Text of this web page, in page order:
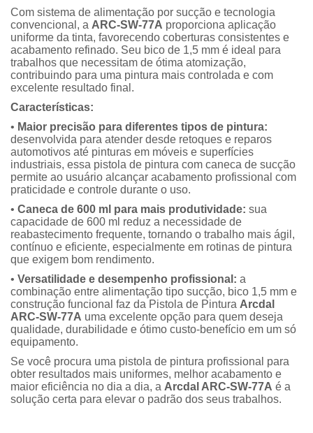
Com sistema de alimentação por sucção e tecnologia
convencional, a ARC-SW-77A proporciona aplicação
uniforme da tinta, favorecendo coberturas consistentes e
acabamento refinado. Seu bico de 1,5 mm é ideal para
trabalhos que necessitam de ótima atomização,
contribuindo para uma pintura mais controlada e com
excelente resultado final.
Características:
• Maior precisão para diferentes tipos de pintura:
desenvolvida para atender desde retoques e reparos
automotivos até pinturas em móveis e superfícies
industriais, essa pistola de pintura com caneca de sucção
permite ao usuário alcançar acabamento profissional com
praticidade e controle durante o uso.
• Caneca de 600 ml para mais produtividade: sua
capacidade de 600 ml reduz a necessidade de
reabastecimento frequente, tornando o trabalho mais ágil,
contínuo e eficiente, especialmente em rotinas de pintura
que exigem bom rendimento.
• Versatilidade e desempenho profissional: a
combinação entre alimentação tipo sucção, bico 1,5 mm e
construção funcional faz da Pistola de Pintura Arcdal
ARC-SW-77A uma excelente opção para quem deseja
qualidade, durabilidade e ótimo custo-benefício em um só
equipamento.
Se você procura uma pistola de pintura profissional para
obter resultados mais uniformes, melhor acabamento e
maior eficiência no dia a dia, a Arcdal ARC-SW-77A é a
solução certa para elevar o padrão dos seus trabalhos.